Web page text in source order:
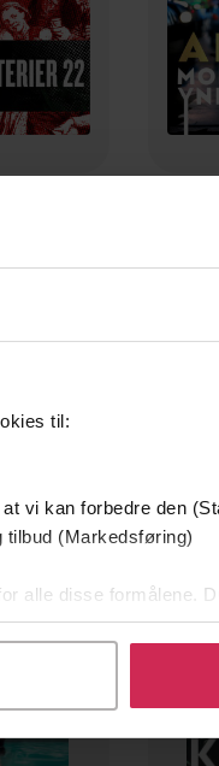
til:
vi kan forbedre den
tilbud (Markedsføring)
alle disse formålene.
som helst trekke